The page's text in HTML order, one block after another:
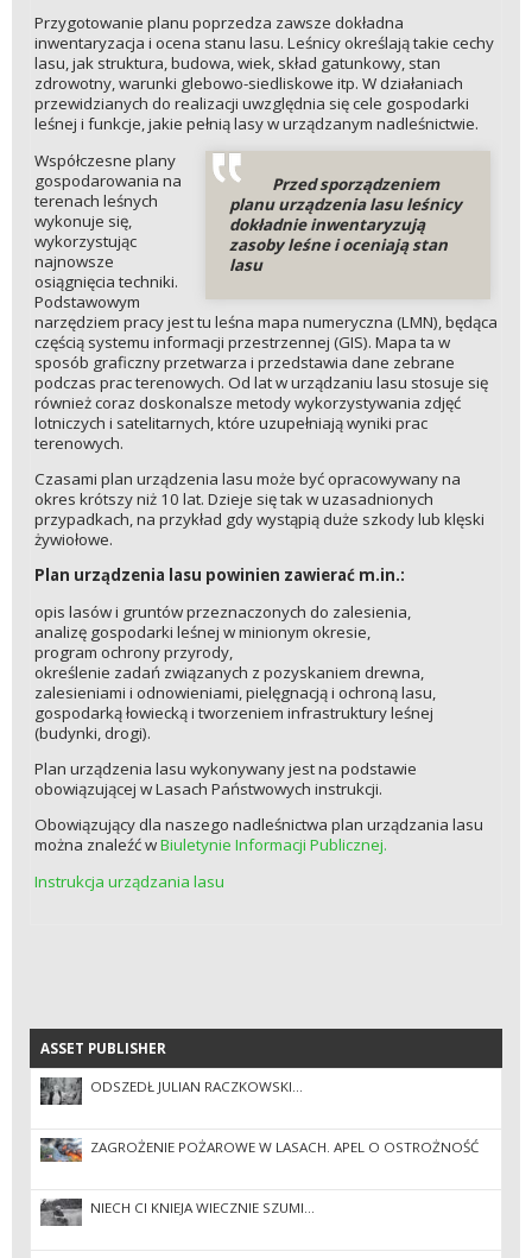
Przygotowanie planu poprzedza zawsze dokładna
inwentaryzacja i ocena stanu lasu. Leśnicy określają takie cechy
lasu, jak struktura, budowa, wiek, skład gatunkowy, stan
zdrowotny, warunki glebowo-siedliskowe itp. W działaniach
przewidzianych do realizacji uwzględnia się cele gospodarki
leśnej i funkcje, jakie pełnią lasy w urządzanym nadleśnictwie.
Przed sporządzeniem
planu urządzenia lasu leśnicy
dokładnie inwentaryzują
zasoby leśne i oceniają stan
lasu
Współczesne plany
gospodarowania na
terenach leśnych
wykonuje się,
wykorzystując
najnowsze
osiągnięcia techniki.
Podstawowym
narzędziem pracy jest tu leśna mapa numeryczna (LMN), będąca
częścią systemu informacji przestrzennej (GIS). Mapa ta w
sposób graficzny przetwarza i przedstawia dane zebrane
podczas prac terenowych. Od lat w urządzaniu lasu stosuje się
również coraz doskonalsze metody wykorzystywania zdjęć
lotniczych i satelitarnych, które uzupełniają wyniki prac
terenowych.
Czasami plan urządzenia lasu może być opracowywany na
okres krótszy niż 10 lat. Dzieje się tak w uzasadnionych
przypadkach, na przykład gdy wystąpią duże szkody lub klęski
żywiołowe.
Plan urządzenia lasu powinien zawierać m.in.:
opis lasów i gruntów przeznaczonych do zalesienia,
analizę gospodarki leśnej w minionym okresie,
program ochrony przyrody,
określenie zadań związanych z pozyskaniem drewna,
zalesieniami i odnowieniami, pielęgnacją i ochroną lasu,
gospodarką łowiecką i tworzeniem infrastruktury leśnej
(budynki, drogi).
Plan urządzenia lasu wykonywany jest na podstawie
obowiązującej w Lasach Państwowych instrukcji.
Obowiązujący dla naszego nadleśnictwa plan urządzania lasu
można znaleźć wBiuletynie Informacji Publicznej.
Instrukcja urządzania lasu
ASSET PUBLISHER
ASSET PUBLISHER
ODSZEDŁ JULIAN RACZKOWSKI...
ZAGROŻENIE POŻAROWE W LASACH. APEL O OSTROŻNOŚĆ
NIECH CI KNIEJA WIECZNIE SZUMI...